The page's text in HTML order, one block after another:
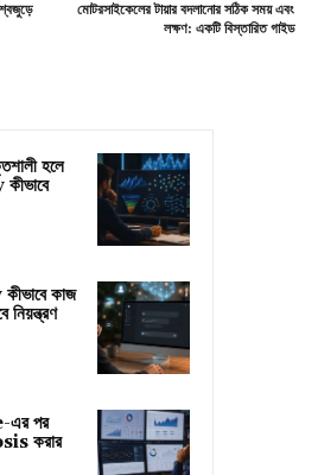
মোটরসাইকেলের টায়ার বদলানোর সঠিক সময় এবং
লক্ষণ: একটি বিস্তারিত গাইড
হলে
কাজ
নিয়ন্ত্রণ
পর
করার